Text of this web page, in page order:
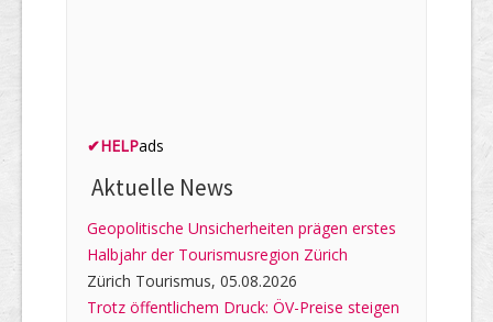
✔HELPads
Aktuelle News
Geopolitische Unsicherheiten prägen erstes
Halbjahr der Tourismusregion Zürich
Zürich Tourismus, 05.08.2026
Trotz öffentlichem Druck: ÖV-Preise steigen